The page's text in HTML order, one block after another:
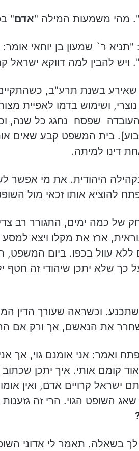
מהי משמעות המילה "אדם"
ר` שמעון בן יוחאי
ויש להבין למה דווקא ישראל
שאירע בשנת תרע"ב,
ושימוש בדמו לאפיית
העובדה שפסח נחגג כל שנה,
בית המשפט קבע שאים
דינו למיתה.
היהודית. את מי אפשר
פתח להוציא אותו זכאי מול
של כמה ימים, התגורר רב
ארז את מקלו ויצא
עוול בכפו. ביום המשפט,
כך שלא יתכן שיהודי זה חטף
וכשראה שעורך הדין
את הנאשם, אך ורק אם
ואמר: אני אומנם גוי, אך
קומם אותי. איך יתכן
ישראל קרויים אדם, ואין
השופט הגוי. הרי זה
בשאלה. תאמר לי אדוני